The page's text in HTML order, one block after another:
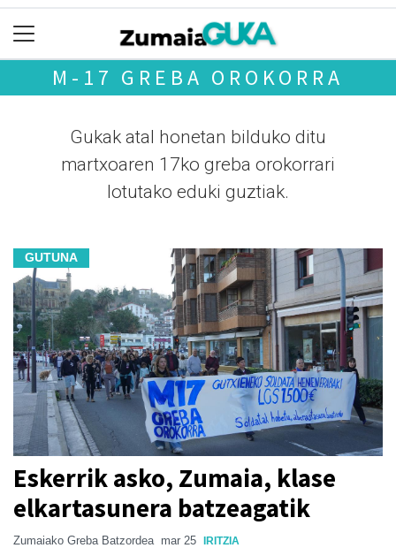
M-17 GREBA OROKORRA
Gukak atal honetan bilduko ditu
martxoaren 17ko greba orokorrari
lotutako eduki guztiak.
GUTUNA
Eskerrik asko, Zumaia, klase
elkartasunera batzeagatik
Zumaiako Greba Batzordea mar 25 IRITZIA